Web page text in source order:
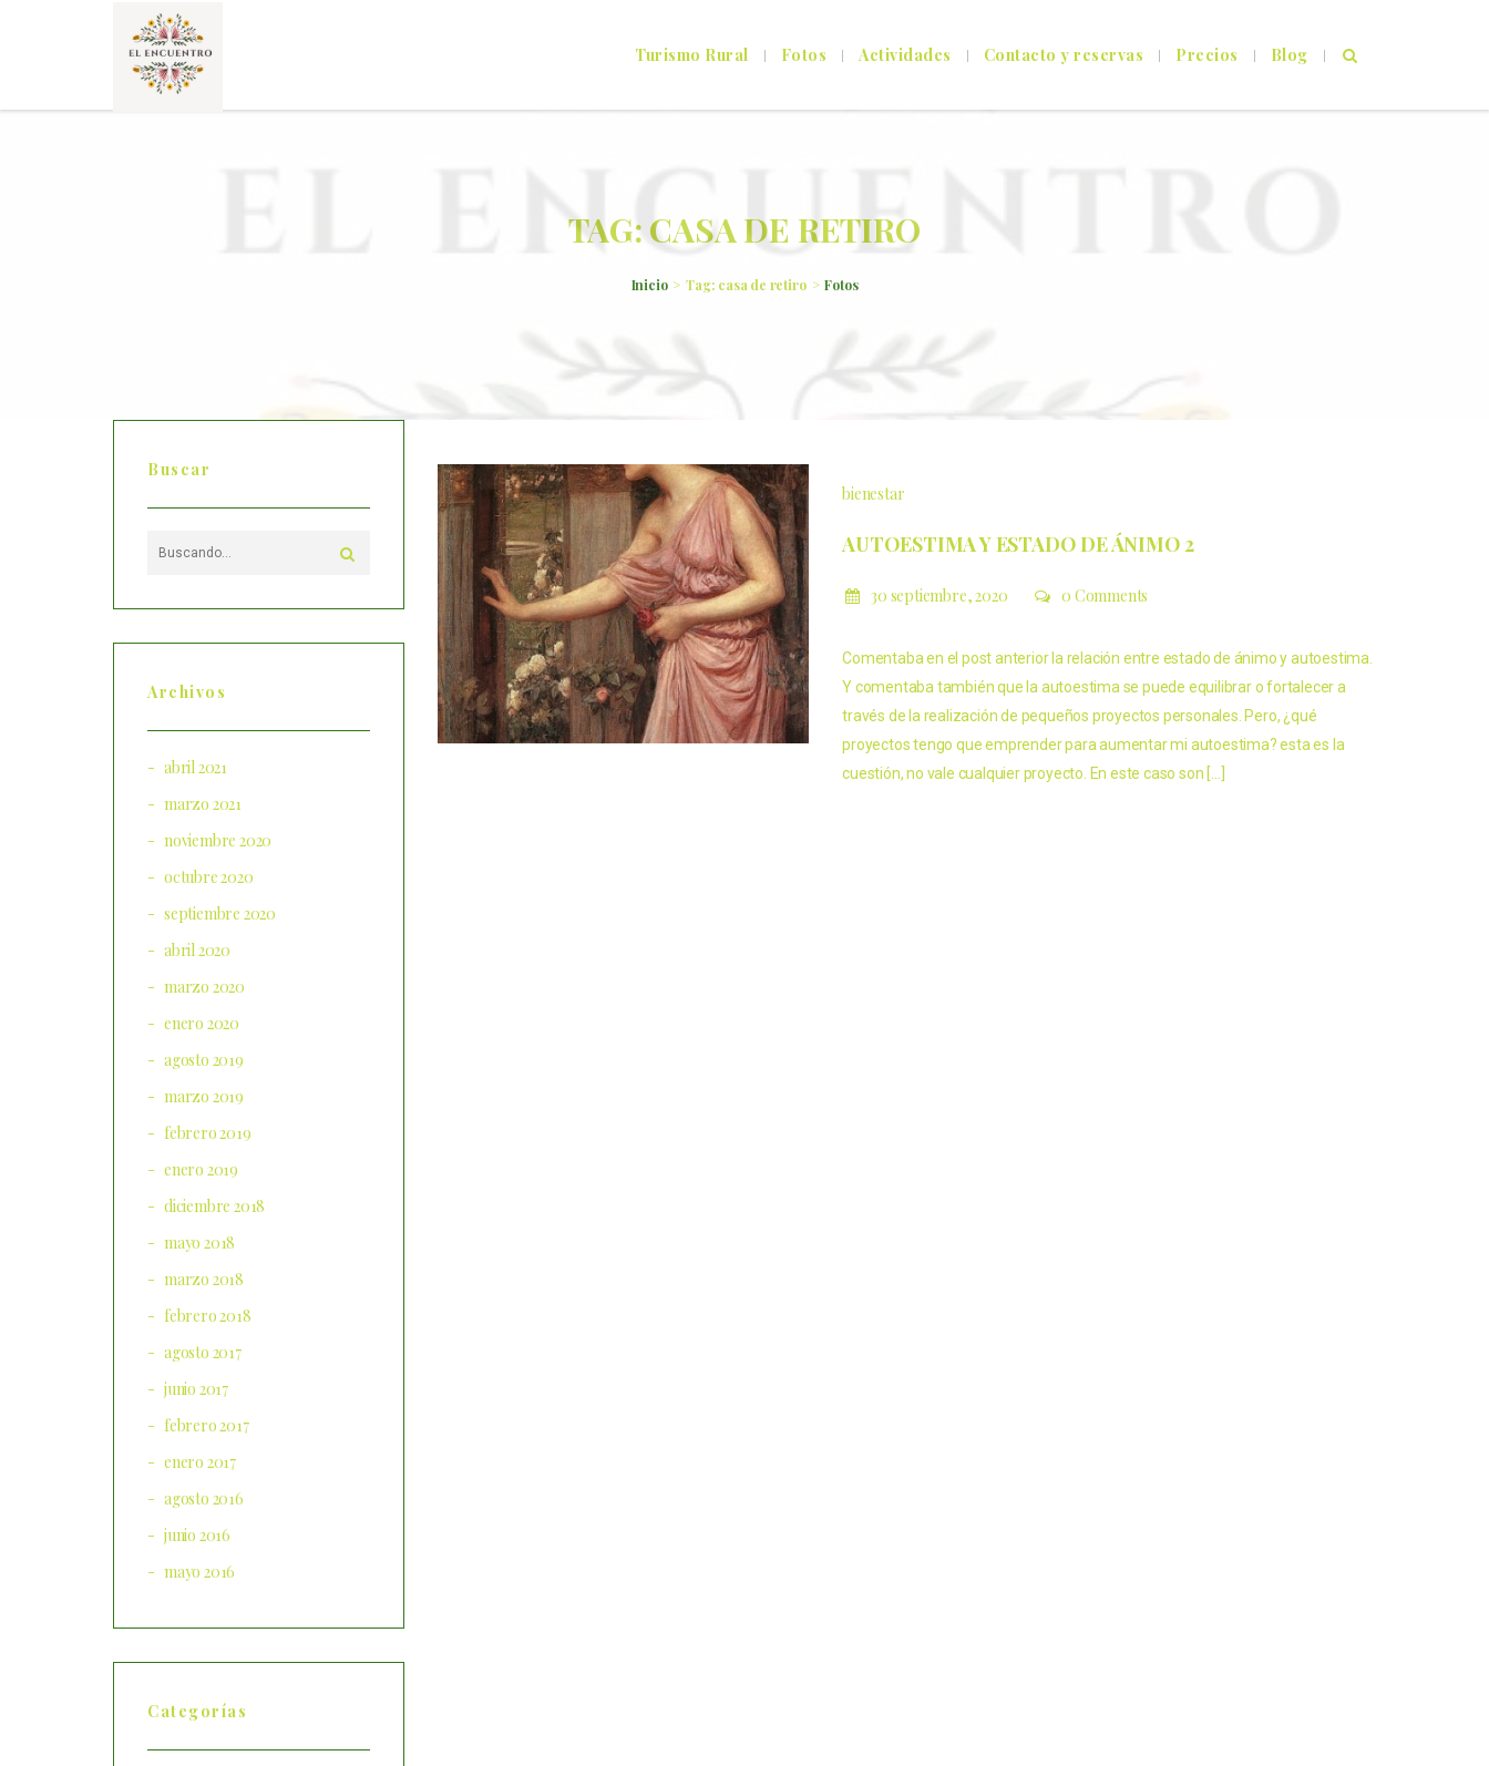
Turismo Rural Fotos Actividades Contacto y reservas Precios Blog
TAG: CASA DE RETIRO
Inicio Tag: casa de retiro Fotos
bienestar
AUTOESTIMA Y ESTADO DE ÁNIMO 2
30 septiembre, 2020 0 Comments
Comentaba en el post anterior la relación entre estado de ánimo y autoestima.
Y comentaba también que la autoestima se puede equilibrar o fortalecer a
través de la realización de pequeños proyectos personales. Pero, ¿qué
proyectos tengo que emprender para aumentar mi autoestima? esta es la
cuestión, no vale cualquier proyecto. En este caso son […]
Buscar
Archivos
abril 2021
marzo 2021
noviembre 2020
octubre 2020
septiembre 2020
abril 2020
marzo 2020
enero 2020
agosto 2019
marzo 2019
febrero 2019
enero 2019
diciembre 2018
mayo 2018
marzo 2018
febrero 2018
agosto 2017
junio 2017
febrero 2017
enero 2017
agosto 2016
junio 2016
mayo 2016
Categorías